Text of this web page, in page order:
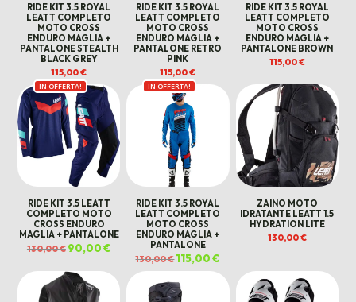
RIDE KIT 3.5 ROYAL
LEATT COMPLETO
MOTO CROSS
ENDURO MAGLIA +
PANTALONE STEALTH
BLACK GREY
115,00€
RIDE KIT 3.5 ROYAL
LEATT COMPLETO
MOTO CROSS
ENDURO MAGLIA +
PANTALONE RETRO
PINK
115,00€
RIDE KIT 3.5 ROYAL
LEATT COMPLETO
MOTO CROSS
ENDURO MAGLIA +
PANTALONE BROWN
115,00€
IN OFFERTA!
RIDE KIT 3.5 LEATT
COMPLETO MOTO
CROSS ENDURO
MAGLIA + PANTALONE
130,00€ Il
prezzo
era:
130,00 €.
90,00€Il
prezzo
attuale
90,00 €.
IN OFFERTA!
RIDE KIT 3.5 ROYAL
LEATT COMPLETO
MOTO CROSS
ENDURO MAGLIA +
PANTALONE
130,00€Il
prezzo
originale
era:
130,00 €.
115,00€
attuale
è:
115,00 €.
ZAINO MOTO
IDRATANTE LEATT 1.5
HYDRATION LITE
130,00€